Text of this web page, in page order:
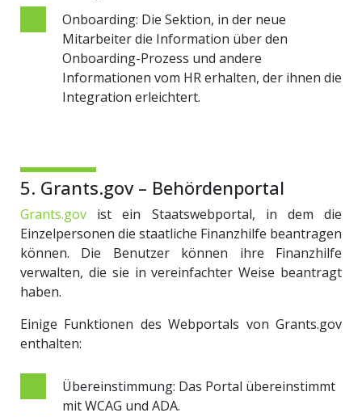
Onboarding: Die Sektion, in der neue
Mitarbeiter die Information über den
Onboarding-Prozess und andere
Informationen vom HR erhalten, der ihnen die
Integration erleichtert.
5. Grants.gov – Behördenportal
Grants.gov ist ein Staatswebportal, in dem die
Einzelpersonen die staatliche Finanzhilfe beantragen
können. Die Benutzer können ihre Finanzhilfe
verwalten, die sie in vereinfachter Weise beantragt
haben.
Einige Funktionen des Webportals von Grants.gov
enthalten:
Übereinstimmung: Das Portal übereinstimmt
mit WCAG und ADA.